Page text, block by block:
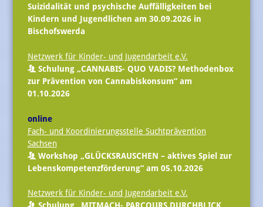
Suizidalität und psychische Auffälligkeiten bei
Kindern und Jugendlichen am 30.09.2026 in
Bischofswerda
Netzwerk für Kinder- und Jugendarbeit e.V.
Schulung „CANNABIS- QUO VADIS? Methodenbox
zur Prävention von Cannabiskonsum“ am
01.10.2026
online
Fach- und Koordinierungsstelle Suchtprävention
Sachsen
Workshop „GLÜCKSRAUSCHEN – aktives Spiel zur
Lebenskompetenzförderung“ am 05.10.2026
Netzwerk für Kinder- und Jugendarbeit e.V.